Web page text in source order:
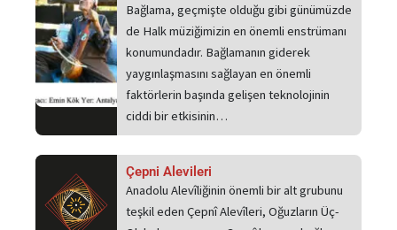
Bağlama, geçmişte olduğu gibi günümüzde
de Halk müziğimizin en önemli enstrümanı
konumundadır. Bağlamanın giderek
yaygınlaşmasını sağlayan en önemli
faktörlerin başında gelişen teknolojinin
ciddi bir etkisinin…
Çepni Alevileri
Anadolu Alevîliğinin önemli bir alt grubunu
teşkil eden Çepnî Alevîleri, Oğuzların Üç-